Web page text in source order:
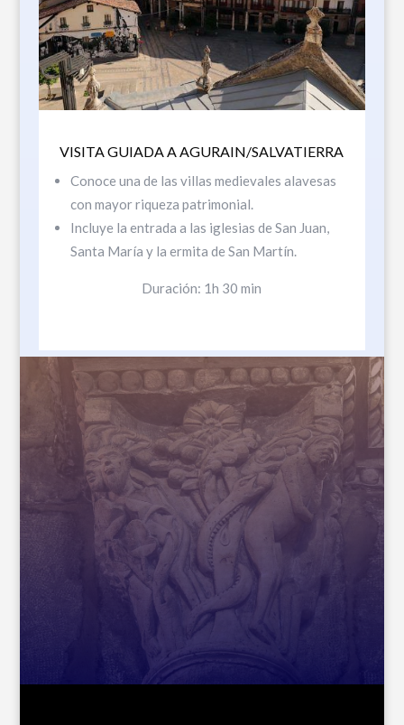
VISITA GUIADA A AGURAIN/SALVATIERRA
Conoce una de las villas medievales alavesas
con mayor riqueza patrimonial.
Incluye la entrada a las iglesias de San Juan,
Santa María y la ermita de San Martín.
Duración: 1h 30 min